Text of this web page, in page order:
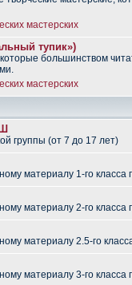
мастерских
тупик»)
большинством
мастерских
группы (от 7 до 17 лет)
материалу 1-го класса
материалу 2-го класса
материалу 2.5-го
материалу 3-го класса